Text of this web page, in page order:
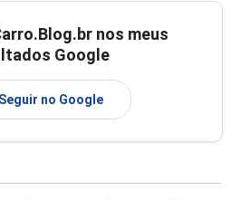
nos meus
Google
Seguir no Google